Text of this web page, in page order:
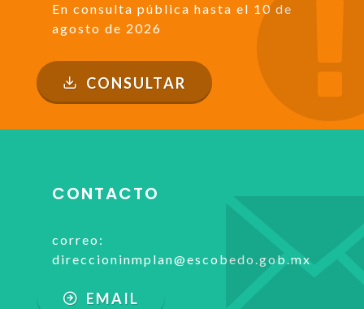
En consulta pública hasta el 10 de
agosto de 2026
CONSULTAR
CONTACTO
correo:
direccioninmplan@escobedo.gob.mx
EMAIL